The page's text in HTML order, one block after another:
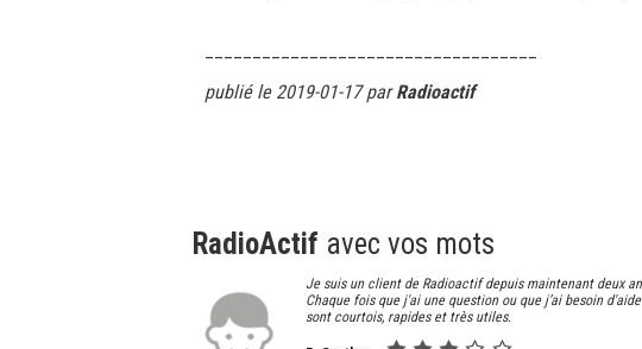
publié le 2019-01-17 parRadioactif
RadioActif avec vos mots
Je suis un client de Radioactif depuis maintenant deux
Chaque fois que j'ai une question ou que j’ai besoin
sont courtois, rapides et très utiles.